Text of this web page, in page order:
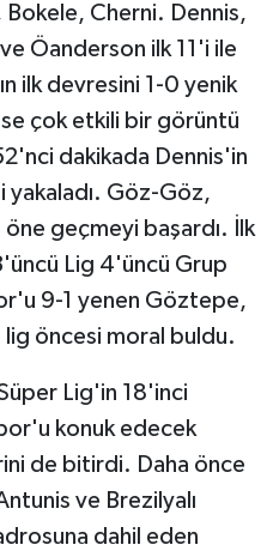
Cherni. Dennis,
Öanderson ilk 11'i ile
ilk devresini 1-0 yenik
çok etkili bir görüntü
dakikada Dennis'in
Göz-Göz,
geçmeyi başardı. İlk
3'üncü Lig 4'üncü Grup
9-1 yenen Göztepe,
öncesi moral buldu.
Lig'in 18'inci
konuk edecek
de bitirdi. Daha önce
ve Brezilyalı
dahil eden